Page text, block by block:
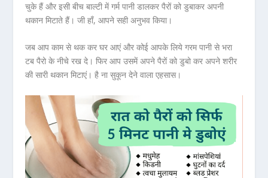
चुके हैं और इसी बीच बाल्टी में गर्म पानी डालकर पैरों को डुबाकर अपनी
थकान मिटाते हैं। जी हाँ, आपने सही अनुभव किया।
जब आप काम से थक कर घर आएं और कोई आपके लिये गरम पानी से भरा
टब पैरो के नीचे रख दे। फिर आप उसमें अपने पैरों को डुबो कर अपने शरीर
की सारी थकान मिटाएं। है ना सुकून देने वाला एहसास।